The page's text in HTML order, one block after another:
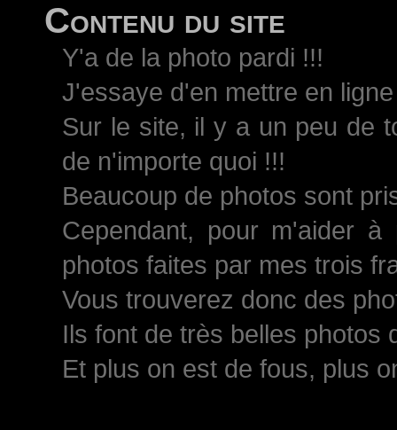
Contenu du site
Y'a de la photo pardi !!!
J'essaye d'en mettre en
Sur le site, il y a un peu de
de n'importe quoi !!!
Beaucoup de photos sont
Cependant, pour m'aider
photos faites par mes trois
Vous trouverez donc des
Ils font de très belles photos
Et plus on est de fous, plus